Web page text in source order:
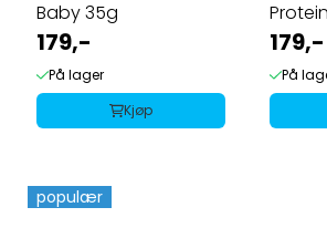
Baby 35g
179,-
På lager
Kjøp
179,-
På
populær